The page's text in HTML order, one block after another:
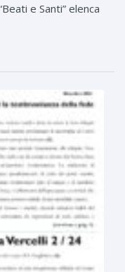
e Santi” elenca